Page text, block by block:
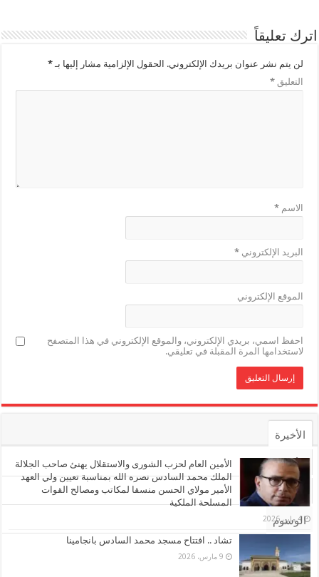
اترك تعليقاً
لن يتم نشر عنوان بريدك الإلكتروني. الحقول الإلزامية مشار إليها بـ*
التعليق*
الاسم*
البريد الإلكتروني*
الموقع الإلكتروني
احفظ اسمي، بريدي الإلكتروني، والموقع الإلكتروني في هذا المتصفح
لاستخدامها المرة المقبلة في تعليقي.
الأخيرة
الأشهر
تعليقات
الوسوم
الأمين العام لحزب الشورى والاستقلال يهنئ صاحب الجلالة
الملك محمد السادس نصره الله بمناسبة تعيين ولي العهد
الأمير مولاي الحسن منسقا لمكاتب ومصالح القوات
المسلحة الملكية
4 مايو، 2026
تشاد .. افتتاح مسجد محمد السادس بانجامينا
9 مارس، 2026